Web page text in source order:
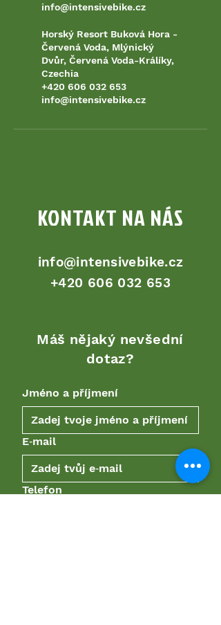
info@intensivebike.cz
Horský Resort Buková Hora -
Červená Voda, Mlýnický
Dvůr, Červená Voda-Králíky,
Czechia
+420 606 032 653
info@intensivebike.cz
KONTAKT NA NÁS
info@intensivebike.cz
+420 606 032 653
Máš nějaký nevšední
dotaz?
Jméno a příjmení
E‑mail
Telefon